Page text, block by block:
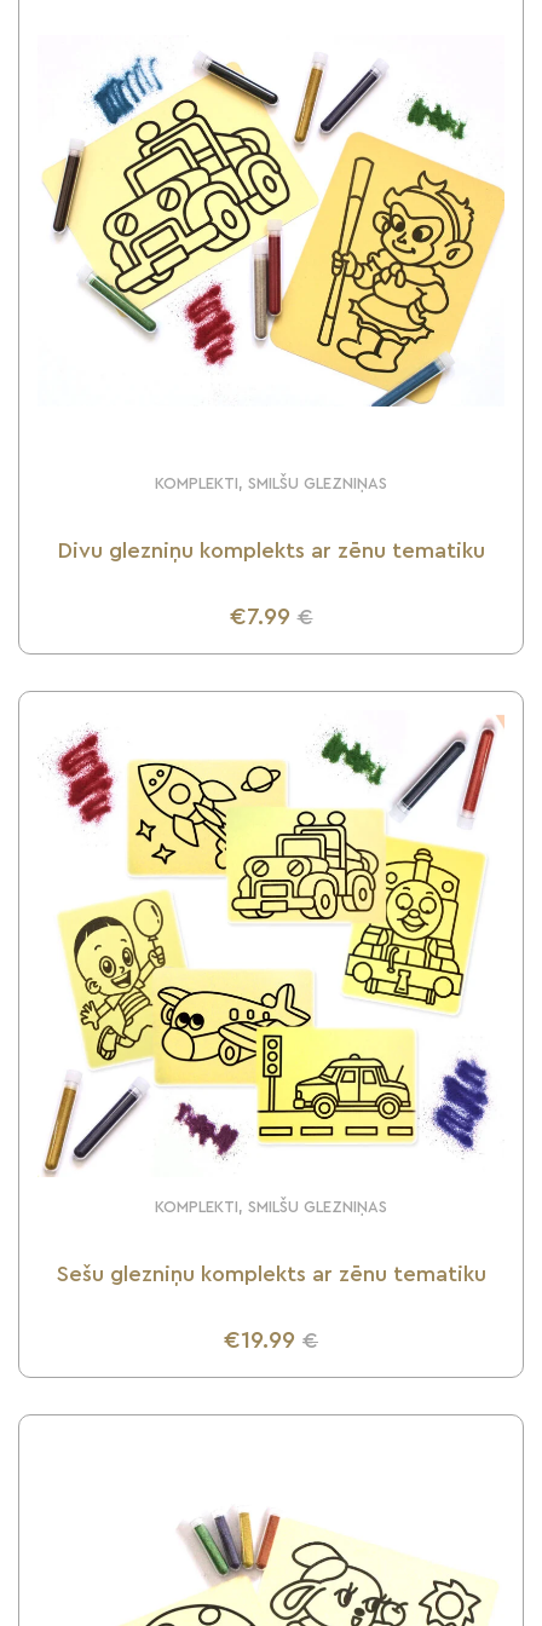
KOMPLEKTI, SMILŠU GLEZNIŅAS
Divu glezniņu komplekts ar zēnu tematiku
€7.99 €
UZZINI VAIRĀK
KOMPLEKTI, SMILŠU GLEZNIŅAS
Sešu glezniņu komplekts ar zēnu tematiku
€19.99 €
UZZINI VAIRĀK